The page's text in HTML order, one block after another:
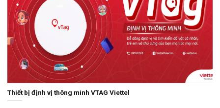
Thiết bị định vị thông minh VTAG Viettel